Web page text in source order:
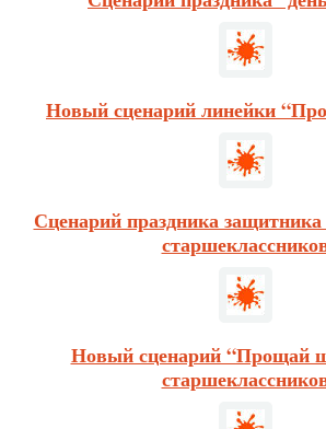
Новый сценарий линейки
Сценарий праздника
Новый сценарий “Прощай